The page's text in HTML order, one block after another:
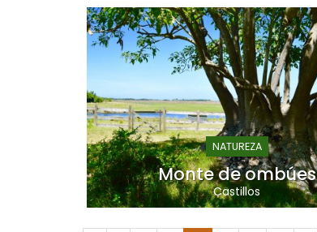
NATUREZA
Monte de ombúes
Castillos